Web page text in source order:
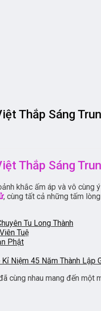
Thắp Sáng
Thắp Sáng
khắc ấm áp và vô cùng ý
, cùng tất cả những tấm
Tu Long Thành
Tuệ
Phật
Niệm 45 Năm Thành Lập
cùng nhau mang đến một